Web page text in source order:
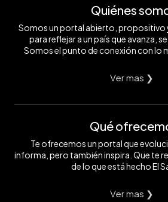
Quiénes
Somos un portal abierto, propositivo
para reflejar a un país que avanza,
Somos el punto de conexión con lo
Ver mas ❯
Qué
Te ofrecemos un portal que
informa, pero también inspira. Que te
de lo que está hecho El
Ver mas ❯